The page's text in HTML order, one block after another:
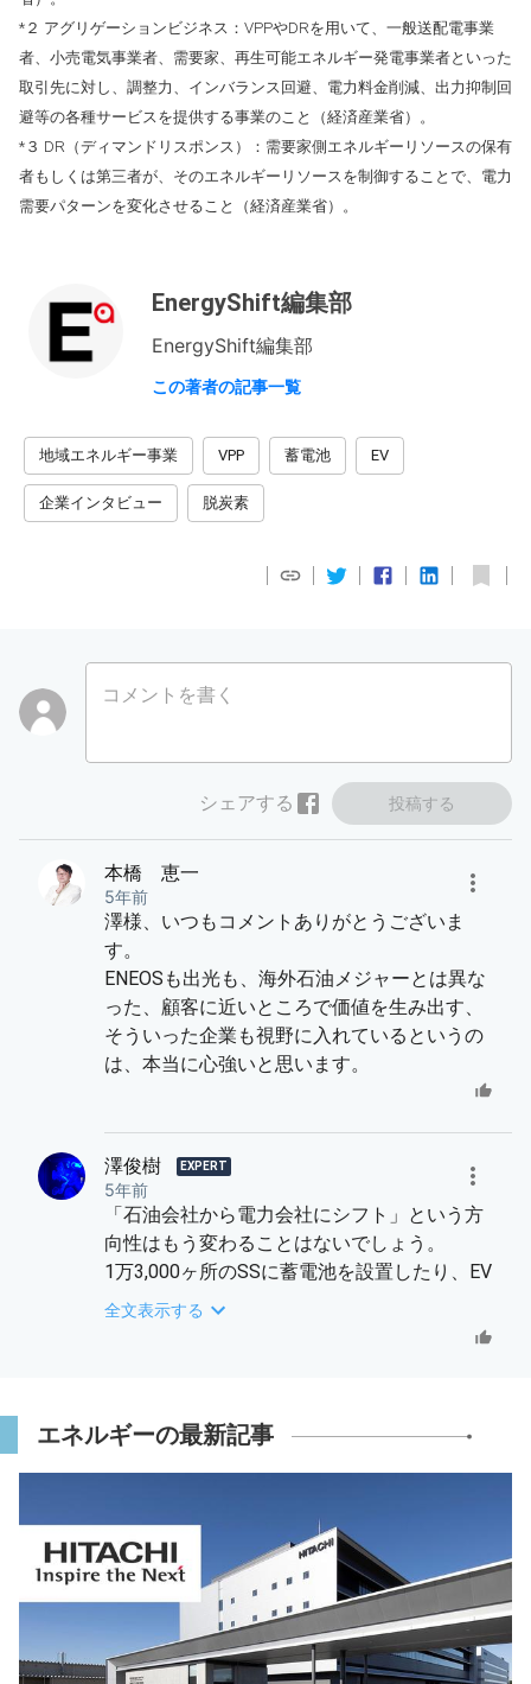
*２ アグリゲーションビジネス：VPPやDRを用いて、一般送配電事業
者、小売電気事業者、需要家、再生可能エネルギー発電事業者といった
取引先に対し、調整力、インバランス回避、電力料金削減、出力抑制回
避等の各種サービスを提供する事業のこと（経済産業省）。
*３ DR（ディマンドリスポンス）：需要家側エネルギーリソースの保有
者もしくは第三者が、そのエネルギーリソースを制御することで、電力
需要パターンを変化させること（経済産業省）。
EnergyShift編集部
EnergyShift編集部
この著者の記事一覧
地域エネルギー事業 VPP 蓄電池 EV
企業インタビュー 脱炭素
コメントを書く
投稿する
シェアする
本橋 恵一
5年前
澤様、いつもコメントありがとうございま
す。
ENEOSも出光も、海外石油メジャーとは異な
った、顧客に近いところで価値を生み出す、
そういった企業も視野に入れているというの
は、本当に心強いと思います。
澤俊樹 EXPERT
5年前
「石油会社から電力会社にシフト」という方
向性はもう変わることはないでしょう。
1万3,000ヶ所のSSに蓄電池を設置したり、EV
充電器を設置するという構想は、インパウト
ありがたい話だと思います。
「電力卸売市場の市場価格に影響する情報、
可視化することは、インバランスの最小化に
つながり、小売電気事業者にとって有益な施
策だと考えています」
超小型EVの量産について、タジマモーターと
提携した出光興産の動きと合わせて、本イン
全文表示する
エネルギーの最新記事